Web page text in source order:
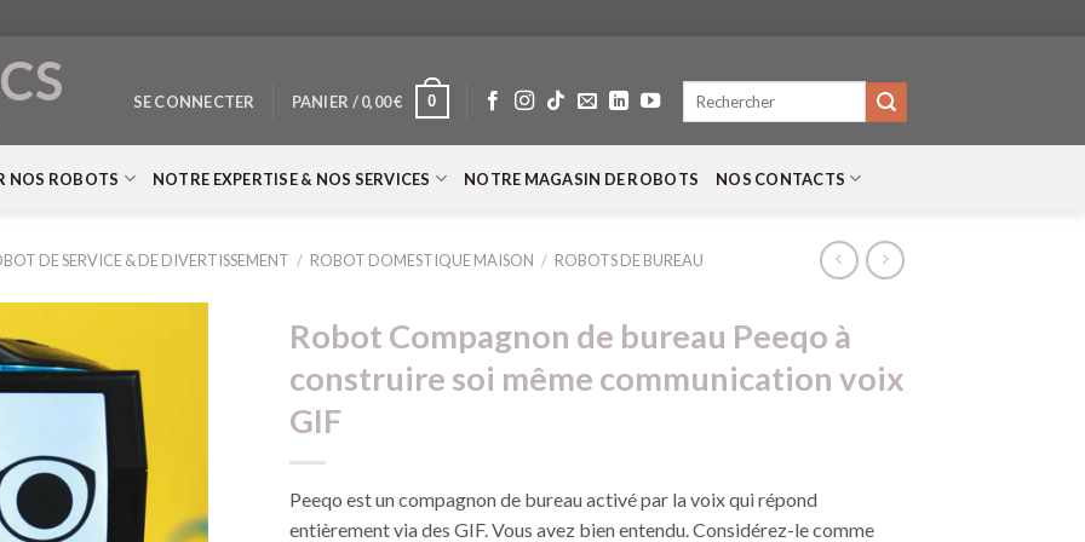
SE CONNECTER PANIER /0,00€ 0
Recherche
NOS ROBOTS NOTRE EXPERTISE & NOS SERVICES NOTRE MAGASIN DE ROBOTS NOS CONTACTS
DE SERVICE & DE DIVERTISSEMENT / ROBOT DOMESTIQUE MAISON / ROBOTS DE BUREAU
Robot Compagnon de bureau Peeqo à
construire soi même communication voix
GIF
Peeqo est un compagnon de bureau activé par la voix qui répond
entièrement via des GIF. Vous avez bien entendu. Considérez-le comme